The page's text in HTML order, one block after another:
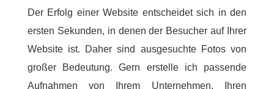
Der Erfolg einer Website entscheidet sich in den
ersten Sekunden, in denen der Besucher auf Ihrer
Website ist. Daher sind ausgesuchte Fotos von
großer Bedeutung. Gern erstelle ich passende
Aufnahmen von Ihrem Unternehmen, Ihren